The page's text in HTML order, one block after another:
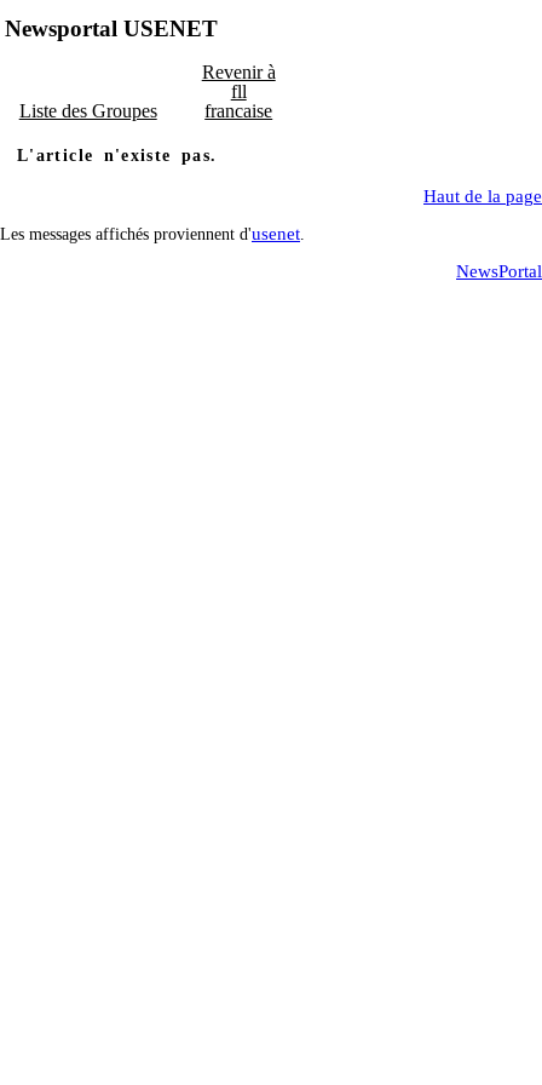
Newsportal USENET
Liste des Groupes
Revenir à
fll
francaise
L'article n'existe pas.
Haut de la page
Les messages affichés proviennent d'usenet
NewsPortal